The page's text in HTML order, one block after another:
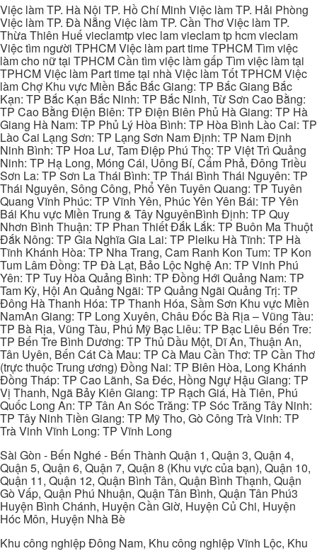
Việc làm TP. Hà Nội TP. Hồ Chí Minh Việc làm TP. Hải Phòng
Việc làm TP. Đà Nẵng Việc làm TP. Cần Thơ Việc làm TP.
Thừa Thiên Huế vieclamtp viec lam vieclam tp hcm vieclam
Việc tìm người TPHCM Việc làm part time TPHCM Tìm việc
làm cho nữ tại TPHCM Cần tìm việc làm gấp Tìm việc làm tại
TPHCM Việc làm Part time tại nhà Việc làm Tốt TPHCM Việc
làm Chợ Khu vực Miền Bắc Bắc Giang: TP Bắc Giang Bắc
Kạn: TP Bắc Kạn Bắc Ninh: TP Bắc Ninh, Từ Sơn Cao Bằng:
TP Cao Bằng Điện Biên: TP Điện Biên Phủ Hà Giang: TP Hà
Giang Hà Nam: TP Phủ Lý Hòa Bình: TP Hòa Bình Lào Cai: TP
Lào Cai Lạng Sơn: TP Lạng Sơn Nam Định: TP Nam Định
Ninh Bình: TP Hoa Lư, Tam Điệp Phú Thọ: TP Việt Trì Quảng
Ninh: TP Hạ Long, Móng Cái, Uông Bí, Cẩm Phả, Đông Triều
Sơn La: TP Sơn La Thái Bình: TP Thái Bình Thái Nguyên: TP
Thái Nguyên, Sông Công, Phổ Yên Tuyên Quang: TP Tuyên
Quang Vĩnh Phúc: TP Vĩnh Yên, Phúc Yên Yên Bái: TP Yên
Bái Khu vực Miền Trung & Tây NguyênBình Định: TP Quy
Nhơn Bình Thuận: TP Phan Thiết Đắk Lắk: TP Buôn Ma Thuột
Đắk Nông: TP Gia Nghĩa Gia Lai: TP Pleiku Hà Tĩnh: TP Hà
Tĩnh Khánh Hòa: TP Nha Trang, Cam Ranh Kon Tum: TP Kon
Tum Lâm Đồng: TP Đà Lạt, Bảo Lộc Nghệ An: TP Vinh Phú
Yên: TP Tuy Hòa Quảng Bình: TP Đồng Hới Quảng Nam: TP
Tam Kỳ, Hội An Quảng Ngãi: TP Quảng Ngãi Quảng Trị: TP
Đông Hà Thanh Hóa: TP Thanh Hóa, Sầm Sơn Khu vực Miền
NamAn Giang: TP Long Xuyên, Châu Đốc Bà Rịa – Vũng Tàu:
TP Bà Rịa, Vũng Tàu, Phú Mỹ Bạc Liêu: TP Bạc Liêu Bến Tre:
TP Bến Tre Bình Dương: TP Thủ Dầu Một, Dĩ An, Thuận An,
Tân Uyên, Bến Cát Cà Mau: TP Cà Mau Cần Thơ: TP Cần Thơ
(trực thuộc Trung ương) Đồng Nai: TP Biên Hòa, Long Khánh
Đồng Tháp: TP Cao Lãnh, Sa Đéc, Hồng Ngự Hậu Giang: TP
Vị Thanh, Ngã Bảy Kiên Giang: TP Rạch Giá, Hà Tiên, Phú
Quốc Long An: TP Tân An Sóc Trăng: TP Sóc Trăng Tây Ninh:
TP Tây Ninh Tiền Giang: TP Mỹ Tho, Gò Công Trà Vinh: TP
Trà Vinh Vĩnh Long: TP Vĩnh Long
Sài Gòn - Bến Nghé - Bến Thành Quận 1, Quận 3, Quận 4,
Quận 5, Quận 6, Quận 7, Quận 8 (Khu vực của bạn), Quận 10,
Quận 11, Quận 12, Quận Bình Tân, Quận Bình Thạnh, Quận
Gò Vấp, Quận Phú Nhuận, Quận Tân Bình, Quận Tân Phú3
Huyện Bình Chánh, Huyện Cần Giờ, Huyện Củ Chi, Huyện
Hóc Môn, Huyện Nhà Bè
Khu công nghiệp Đông Nam, Khu công nghiệp Vĩnh Lộc, Khu